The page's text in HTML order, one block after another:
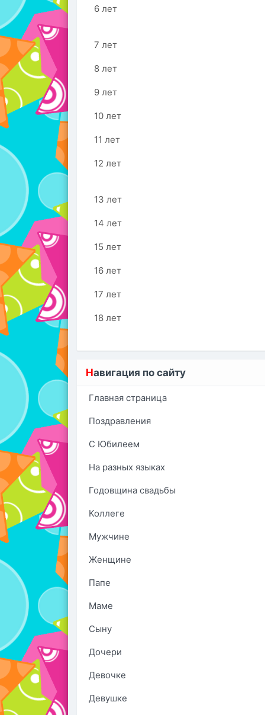
6 лет
7 лет
8 лет
9 лет
10 лет
11 лет
12 лет
13 лет
14 лет
15 лет
16 лет
17 лет
18 лет
Навигация по сайту
Главная страница
Поздравления
С Юбилеем
На разных языках
Годовщина свадьбы
Коллеге
Мужчине
Женщине
Папе
Маме
Сыну
Дочери
Девочке
Девушке